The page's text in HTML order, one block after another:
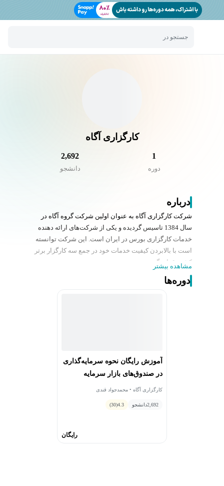
جستجو در
کارگزاری آگاه
1
دوره
2,692
دانشجو
درباره
شرکت کارگزاری آگاه به عنوان اولین شرکت گروه آگاه در
سال 1384 تاسیس گردیده و یکی از شرکت‌های ارائه دهنده
خدمات کارگزاری بورس در ایران است. این شرکت توانسته
است با بالابردن کیفیت خدمات خود در جمع سه کارگزار برتر
کشور قرار بگیرد.
برخی از خدمات ارائه شده توسط گروه آگاه:
خدمات مربوط به بورس اوراق بهادار، بورس کالا و بورس
طراحی، تاسیس و مدیریت انواع صندوق‌های سرمایه‌گذاری
شامل صندوق‌های در سهام، با درآمد ثابت، با پیش‌بینی سود،
مختلط، نیکوکاری و صندوق‌های قابل معامله در بورس (ETF)
مشاهده بیشتر
دوره‌ها
آموزش رایگان نحوه سرمایه‌گذاری
در صندوق‌های بازار سرمایه
کارگزاری آگاه • محمدجواد قندی
2,692دانشجو 4.3
(30)
رایگان